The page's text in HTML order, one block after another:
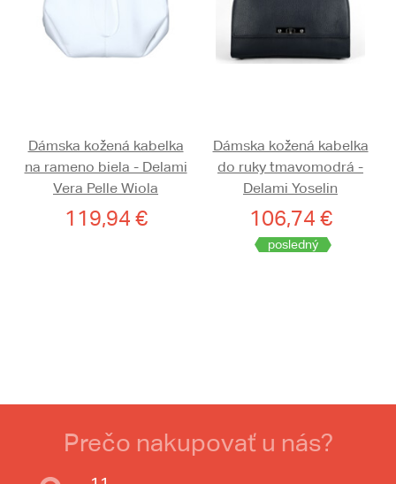
Dámska kožená kabelka
na rameno biela - Delami
Vera Pelle Wiola
119,94 €
Dámska kožená kabelka
do ruky tmavomodrá -
Delami Yoselin
106,74 €
posledný
Prečo nakupovať u nás?